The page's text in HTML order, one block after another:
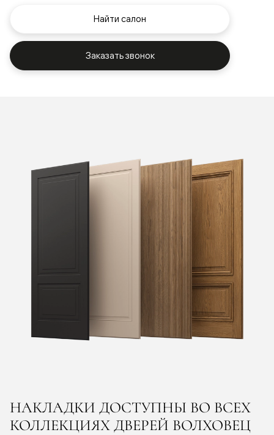
Найти салон
Заказать звонок
НАКЛАДКИ ДОСТУПНЫ ВО ВСЕХ
КОЛЛЕКЦИЯХ ДВЕРЕЙ ВОЛХОВЕЦ